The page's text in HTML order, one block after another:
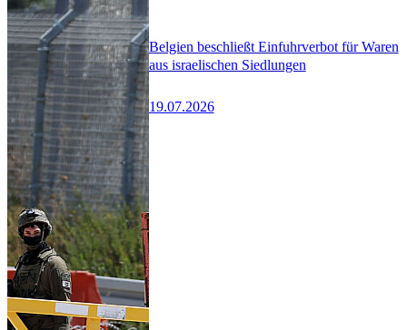
Belgien beschließt Einfuhrverbot für Waren
aus israelischen Siedlungen
19.07.2026